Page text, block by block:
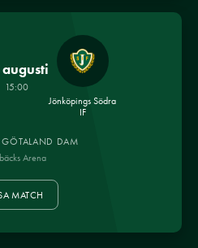
augusti
15:00
Jönköpings Södra
IF
DAM
Arena
MATCH